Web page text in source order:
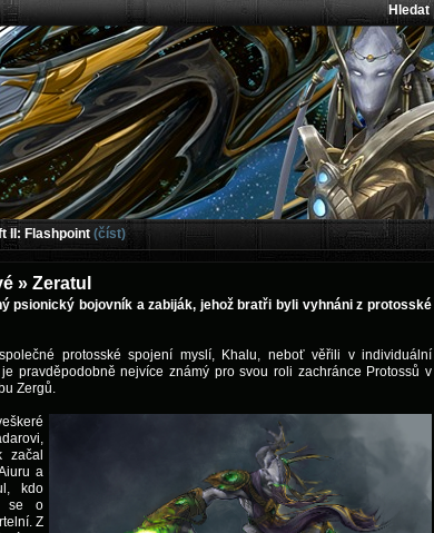
Hledat
II: Flashpoint (číst)
» Zeratul
psionický bojovník a zabiják, jehož bratři byli vyhnáni z protosské
protosské spojení myslí, Khalu, neboť věřili v individuální
pravděpodobně nejvíce známý pro svou roli zachránce Protossů v
Zergů.
začal
a
kdo
se o
Z